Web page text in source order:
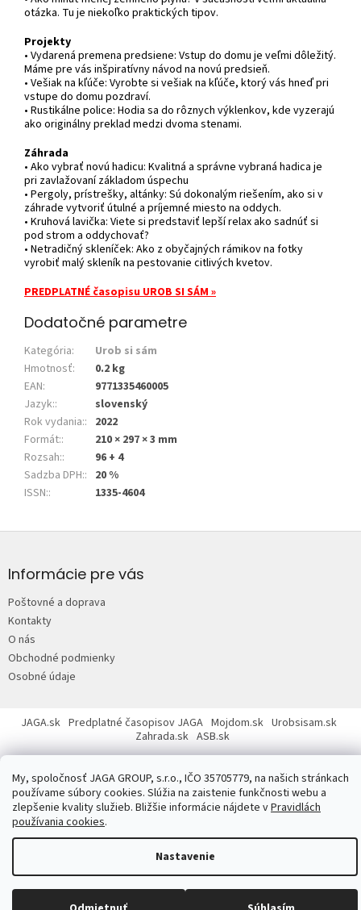
My, spoločnosť JAGA GROUP, s.r.o., IČO 35705779, na našich stránkach
používame súbory cookies. Slúžia na zaistenie funkčnosti webu a
zlepšenie kvality služieb. Bližšie informácie nájdete vPravidlách
používania cookies.
Nastavenie
otázka. Tu je niekoľko praktických tipov.
Projekty
• Vydarená premena predsiene: Vstup do domu je veľmi dôležitý.
Máme pre vás inšpiratívny návod na novú predsieň.
• Vešiak na kľúče: Vyrobte si vešiak na kľúče, ktorý vás hneď pri
vstupe do domu pozdraví.
• Rustikálne police: Hodia sa do rôznych výklenkov, kde vyzerajú
ako originálny preklad medzi dvoma stenami.
Záhrada
• Ako vybrať novú hadicu: Kvalitná a správne vybraná hadica je
pri zavlažovaní základom úspechu
• Pergoly, prístrešky, altánky: Sú dokonalým riešením, ako si v
záhrade vytvoriť útulné a príjemné miesto na oddych.
• Kruhová lavička: Viete si predstaviť lepší relax ako sadnúť si
pod strom a oddychovať?
• Netradičný skleníček: Ako z obyčajných rámikov na fotky
vyrobiť malý skleník na pestovanie citlivých kvetov.
PREDPLATNÉ časopisu UROB SI SÁM »
Dodatočné parametre
Kategória:
Urob si sám
Hmotnosť:
0.2 kg
EAN:
9771335460005
Jazyk::
slovenský
Rok vydania:: 2022
Formát::
210 × 297 × 3 mm
Rozsah::
96 + 4
Sadzba DPH:: 20 %
ISSN:: 1335-4604
p
e
Informácie pre vás
Poštovné a doprava
Kontakty
O nás
Obchodné podmienky
Osobné údaje
JAGA.sk Predplatné časopisov JAGA Mojdom.sk Urobsisam.sk
Zahrada.sk ASB.sk
Copyright 2026JAGASTORE.sk